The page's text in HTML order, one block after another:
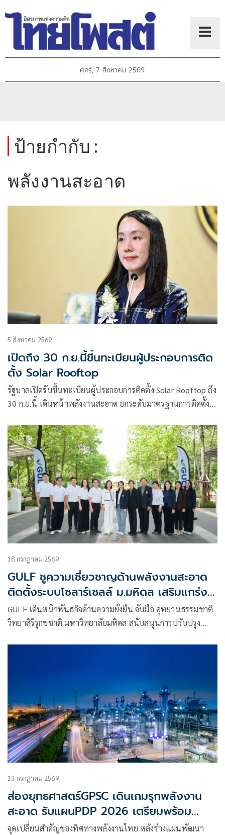
ศุกร์, 7 สิงหาคม 2569
ป้ายกำกับ :
พลังงานสะอาด
5 สิงหาคม 2569
เปิดถึง 30 ก.ย.นี้ขึ้นทะเบียนผู้ประกอบการติด
ตั้ง Solar Rooftop
รัฐบาลเปิดรับขึ้นทะเบียนผู้ประกอบการติดตั้ง Solar Rooftop ถึง
30 ก.ย.นี้ เดินหน้าพลังงานสะอาด ยกระดับมาตรฐานการติดตั้ง
18 กรกฎาคม 2569
GULF ชูความเชี่ยวชาญด้านพลังงานสะอาด
ติดตั้งระบบโซลาร์เซลล์ ม.มหิดล เสริมแกร่ง
การวิจัยพัฒนา 'Nature-based Innovation'
พร้อมหนุนศักยภาพเด็กกลุ่มเปราะบาง
GULF เดินหน้าพันธกิจด้านความยั่งยืน จับมือ อุทยานธรรมชาติ
วิทยาสิรีรุกขชาติ มหาวิทยาลัยมหิดล สนับสนุนการปรับปรุง
ความเปราะบางและประชาชนทั่วไป
13 กรกฎาคม 2569
ส่องยุทธศาสตร์GPSC เดินเกมรุกพลังงาน
สะอาด รับแผนPDP 2026 เตรียมพร้อม
เทคโนโลยีพัฒนาSMRมุ่งสู่ Net Zero
จุดเปลี่ยนสำคัญของทิศทางพลังงานไทย หลังร่างแผนพัฒนา